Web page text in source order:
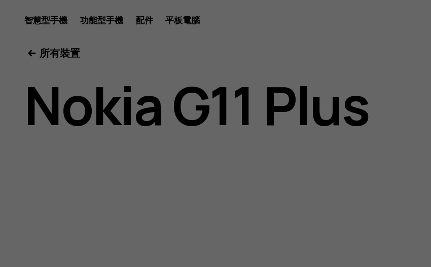
Nokia
G11
Plus
智慧型手機 功能型手機 配件 平板電腦
所有裝置
Nokia G11 Plus